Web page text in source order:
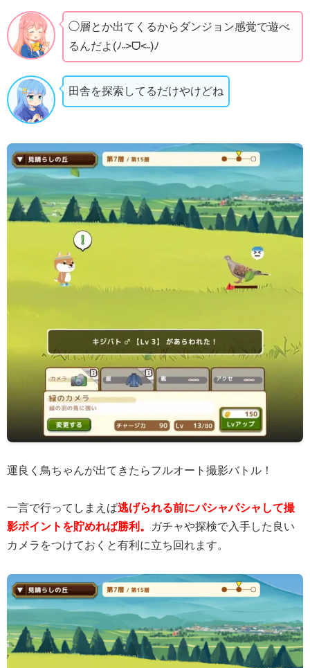
◯層とか出てくるからダンジョン感覚で遊べ
るんだよ(ﾉ˶>ᗜ​<˵)ﾉ
田舎を探索してるだけやけどね
運良く鳥ちゃんが出てきたらフルオート撮影バトル！
一言で行ってしまえば逃げられる前にパシャパシャして撮
影ポイントを貯めれば勝利。
ガチャや探検で入手した良い
カメラをつけておくと有利に立ち回れます。